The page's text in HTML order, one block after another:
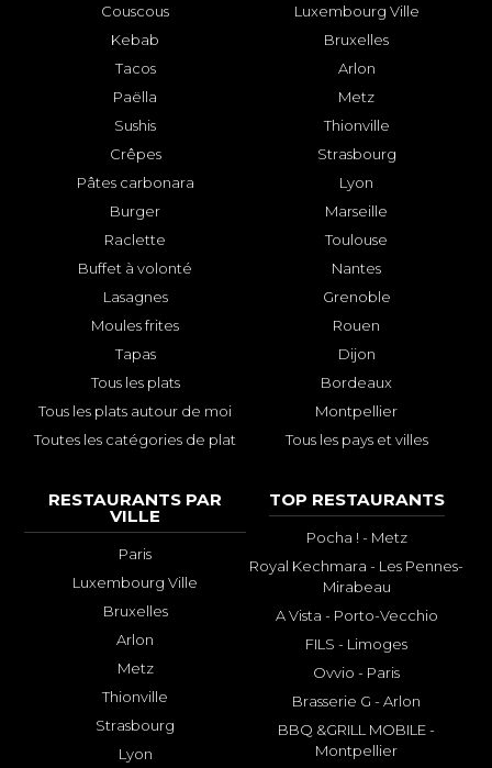
Couscous
Kebab
Tacos
Paëlla
Sushis
Crêpes
Pâtes carbonara
Burger
Raclette
Buffet à volonté
Lasagnes
Moules frites
Tapas
Tous les plats
Tous les plats autour de moi
Toutes les catégories de plat
Luxembourg Ville
Bruxelles
Arlon
Metz
Thionville
Strasbourg
Lyon
Marseille
Toulouse
Nantes
Grenoble
Rouen
Dijon
Bordeaux
Montpellier
Tous les pays et villes
RESTAURANTS PAR
VILLE
Paris
Luxembourg Ville
Bruxelles
Arlon
Metz
Thionville
Strasbourg
Lyon
TOP RESTAURANTS
Pocha ! - Metz
Royal Kechmara - Les Pennes-
Mirabeau
A Vista - Porto-Vecchio
FILS - Limoges
Ovvio - Paris
Brasserie G - Arlon
BBQ &GRILL MOBILE -
Montpellier